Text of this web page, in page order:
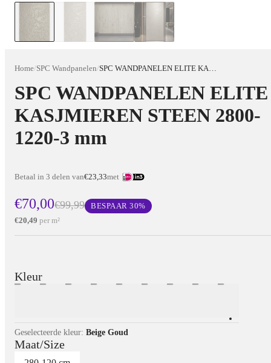
Home/SPC Wandpanelen/
SPC WANDPANELEN ELITE
KASJMIEREN STEEN 2800-
1220-3 mm
Betaal in 3 delen van€23,33met
€70,00€99,99 BESPAAR30%
€20,49 per m²
Kleur
Geselecteerde kleur: Beige Goud
Maat/Size